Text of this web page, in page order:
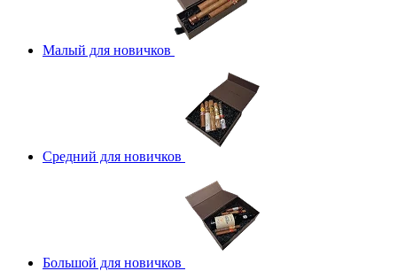
Малый для новичков
Средний для новичков
Большой для новичков